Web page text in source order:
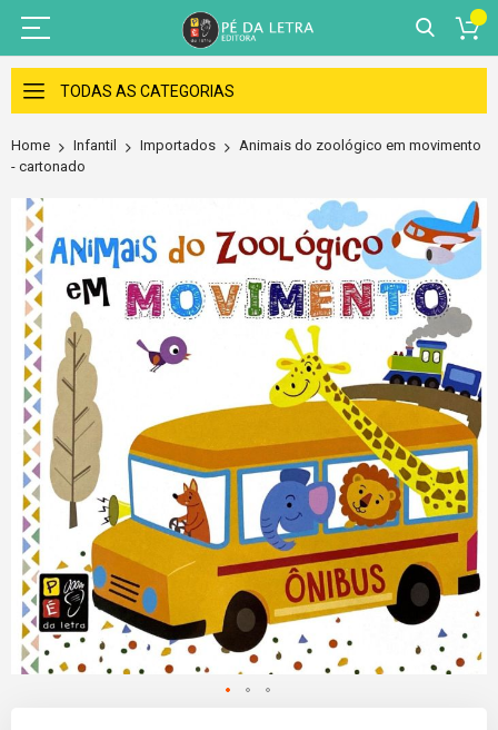
Skip
to
Content
TODAS AS CATEGORIAS
Home Infantil Importados
Animais do zoológico em movimento
- cartonado
Skip
the
end
the
images
gallery